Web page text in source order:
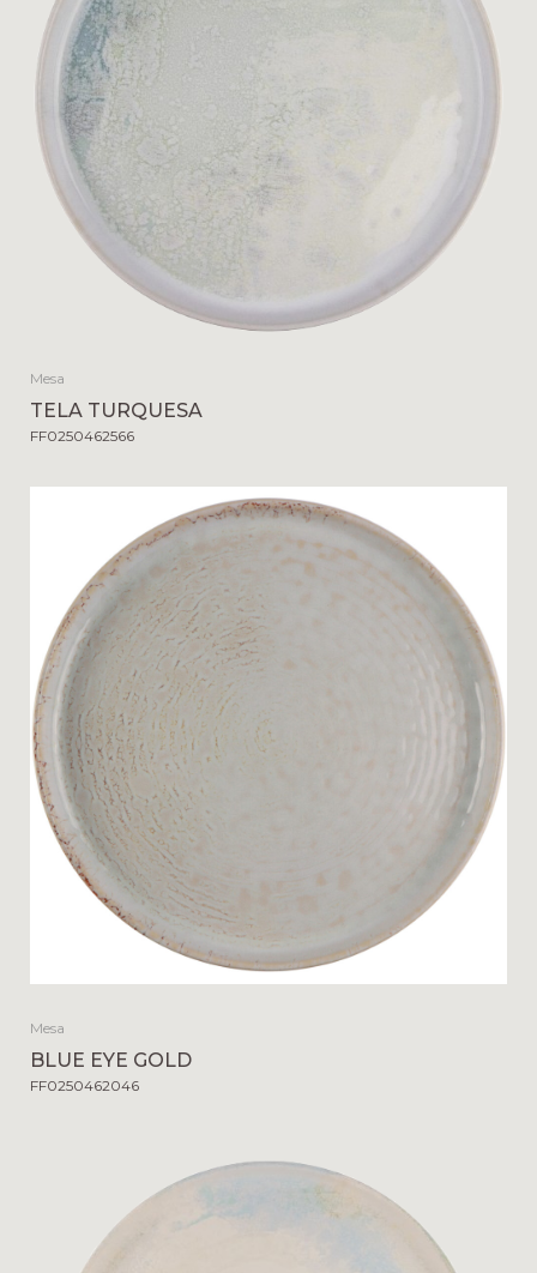
Mesa
TELA TURQUESA
FF0250462566
Mesa
BLUE EYE GOLD
FF0250462046